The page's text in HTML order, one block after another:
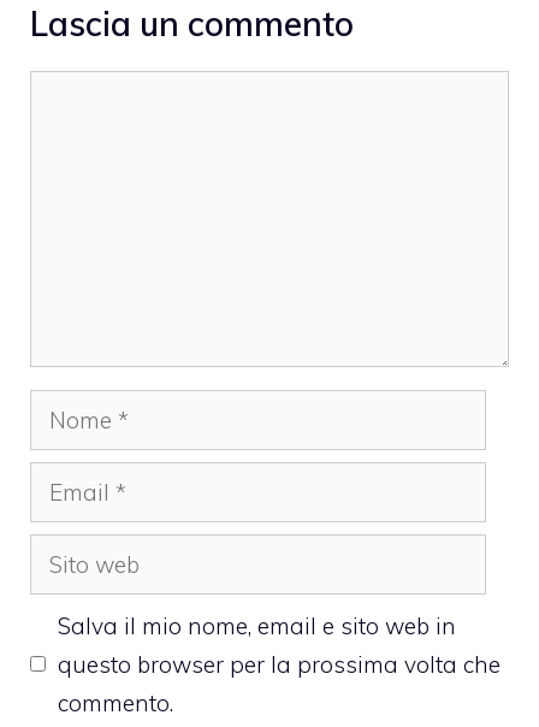
Lascia un commento
Nome
Email
Sito
web
Salva il mio nome, email e sito web in
questo browser per la prossima volta che
commento.